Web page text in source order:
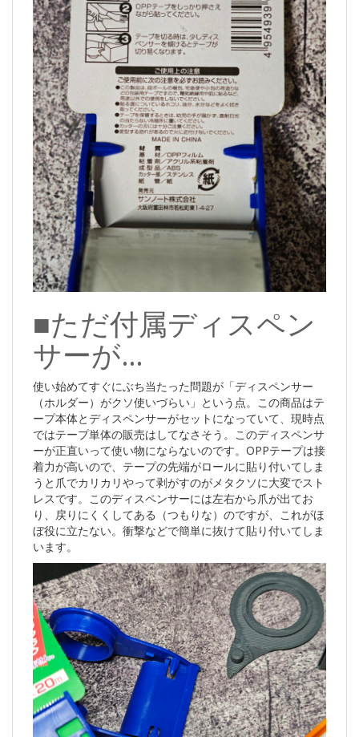
■ただ付属ディスペン
サーが…
使い始めてすぐにぶち当たった問題が「ディスペンサー
（ホルダー）がクソ使いづらい」という点。この商品はテ
ープ本体とディスペンサーがセットになっていて、現時点
ではテープ単体の販売はしてなさそう。このディスペンサ
ーが正直いって使い物にならないのです。OPPテープは接
着力が高いので、テープの先端がロールに貼り付いてしま
うと爪でカリカリやって剥がすのがメタクソに大変でスト
レスです。このディスペンサーには左右から爪が出てお
り、戻りにくくしてある（つもりな）のですが、これがほ
ぼ役に立たない。衝撃などで簡単に抜けて貼り付いてしま
います。